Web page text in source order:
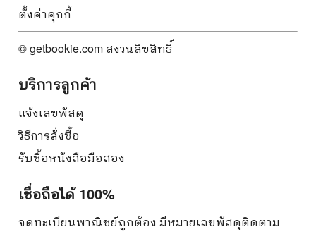
ตั้งค่าคุกกี้
© getbookie.com สงวนลิขสิทธิ์
บริการลูกค้า
แจ้งเลขพัสดุ
วิธีการสั่งซื้อ
รับซื้อหนังสือมือสอง
เชื่อถือได้ 100%
จดทะเบียนพาณิชย์ถูกต้อง มีหมายเลขพัสดุติดตาม